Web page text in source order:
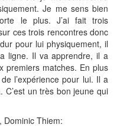
Je me sens bien
le plus. J’ai fait trois
ces trois rencontres donc
pour lui physiquement, il
ligne. Il va apprendre, il a
premiers matches. En plus
l’expérience pour lui. Il a
C’est un très bon jeune qui
Dominic Thiem: